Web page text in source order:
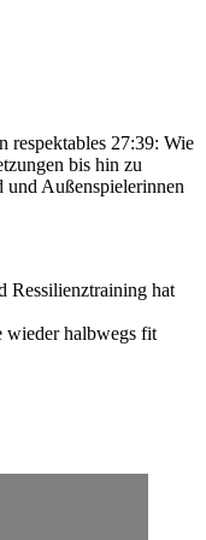
respektables 27:39: Wie
bis hin zu
und Außenspielerinnen
Ressilienztraining hat
wieder halbwegs fit